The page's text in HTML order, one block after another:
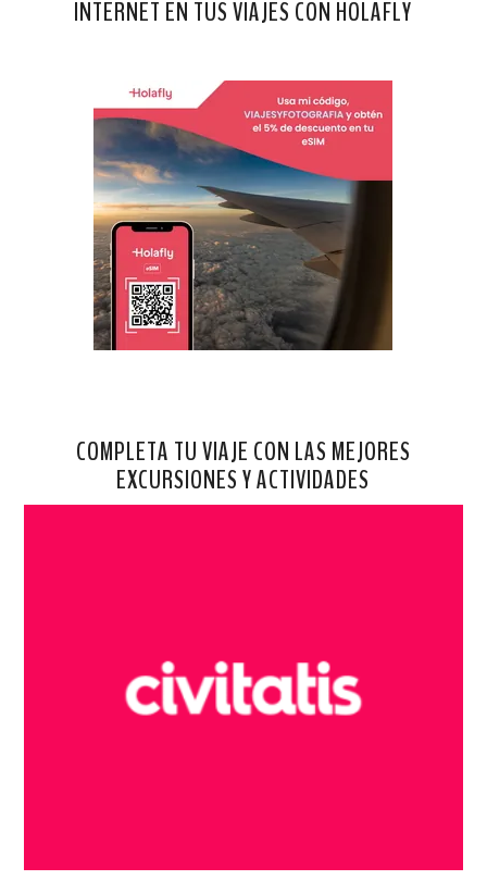
INTERNET EN TUS VIAJES CON HOLAFLY
COMPLETA TU VIAJE CON LAS MEJORES
EXCURSIONES Y ACTIVIDADES